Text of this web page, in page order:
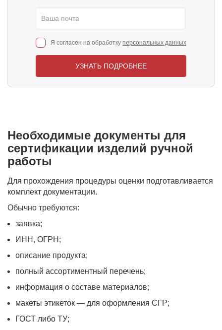
Я согласен на обработку персональных данных
УЗНАТЬ ПОДРОБНЕЕ
Необходимые документы для
сертификации изделий ручной
работы
Для прохождения процедуры оценки подготавливается
комплект документации.
Обычно требуются:
заявка;
ИНН, ОГРН;
описание продукта;
полный ассортиментный перечень;
информация о составе материалов;
макеты этикеток — для оформления СГР;
ГОСТ либо ТУ;